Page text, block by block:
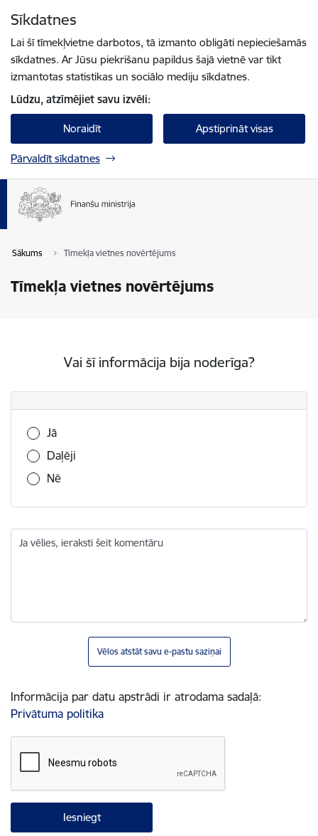
Sīkdatnes
Lai šī tīmekļvietne darbotos, tā izmanto obligāti nepieciešamās
sīkdatnes. Ar Jūsu piekrišanu papildus šajā vietnē var tikt
izmantotas statistikas un sociālo mediju sīkdatnes.
Lūdzu, atzīmējiet savu izvēli:
Noraidīt Apstiprināt visas
Pārvaldīt sīkdatnes
Sākums Tīmekļa vietnes novērtējums
Tīmekļa vietnes novērtējums
Vai šī informācija bija noderīga?
Vai šī informācija bija noderīga?
Jā
Daļēji
Nē
Ja vēlies, ieraksti šeit komentāru
Vēlos atstāt savu e-pastu saziņai
Informācija par datu apstrādi ir atrodama sadaļā:
Privātuma politika